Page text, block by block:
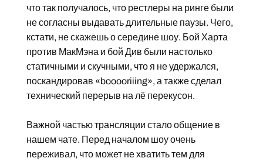
что так получалось, что рестлеры на ринге были
не согласны выдавать длительные паузы. Чего,
кстати, не скажешь о середине шоу. Бой Харта
против МакМэна и бой Див были настолько
статичными и скучными, что я не удержался,
поскандировав «booooriiing», а также сделал
технический перерыв на лё перекусон.
Важной частью трансляции стало общение в
нашем чате. Перед началом шоу очень
переживал, что может не хватить тем для